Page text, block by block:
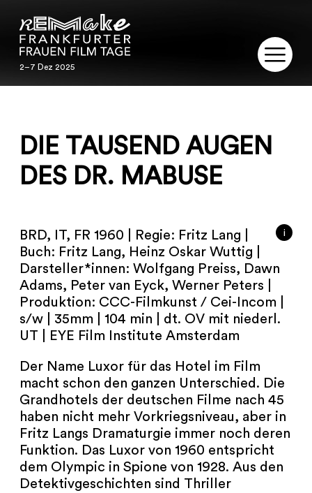
2–7 Dez 2025
2–7 Dez 2025
PROGRAMM
SERVICE
RESTAURIERUNG
KONTAKT
NEWSLETTER
IMPRESSUM
ARCHIV
DIE TAUSEND AUGEN
DES DR. MABUSE
i
BRD, IT, FR 1960 | Regie: Fritz Lang |
Buch: Fritz Lang, Heinz Oskar Wuttig |
Darsteller*innen: Wolfgang Preiss, Dawn
Adams, Peter van Eyck, Werner Peters |
Produktion: CCC-Filmkunst / Cei-Incom |
s/w | 35mm | 104 min | dt. OV mit niederl.
UT | EYE Film Institute Amsterdam
Der Name Luxor für das Hotel im Film
macht schon den ganzen Unterschied. Die
Grandhotels der deutschen Filme nach 45
haben nicht mehr Vorkriegsniveau, aber in
Fritz Langs Dramaturgie immer noch deren
Funktion. Das Luxor von 1960 entspricht
dem Olympic in Spione von 1928. Aus den
Detektivgeschichten sind Thriller